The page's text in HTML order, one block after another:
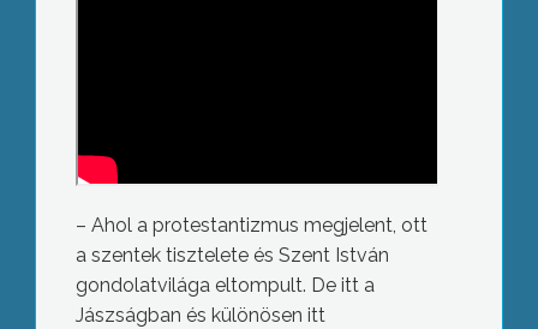
– Ahol a protestantizmus megjelent, ott
a szentek tisztelete és Szent István
gondolatvilága eltompult. De itt a
Jászságban és különösen itt